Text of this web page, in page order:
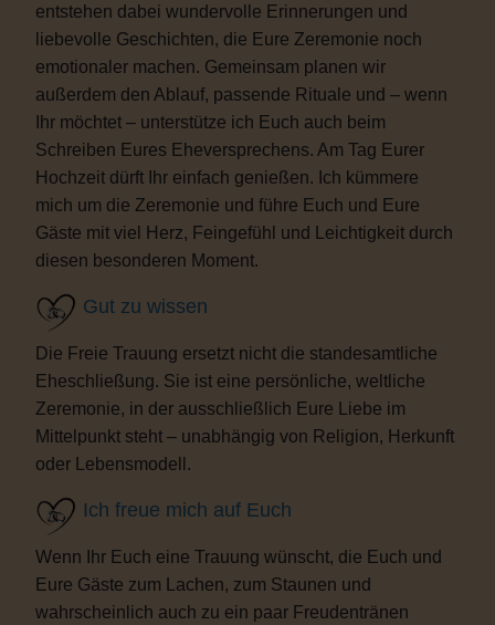
entstehen dabei wundervolle Erinnerungen und
liebevolle Geschichten, die Eure Zeremonie noch
emotionaler machen. Gemeinsam planen wir
außerdem den Ablauf, passende Rituale und – wenn
Ihr möchtet – unterstütze ich Euch auch beim
Schreiben Eures Eheversprechens. Am Tag Eurer
Hochzeit dürft Ihr einfach genießen. Ich kümmere
mich um die Zeremonie und führe Euch und Eure
Gäste mit viel Herz, Feingefühl und Leichtigkeit durch
diesen besonderen Moment.
Gut zu wissen
Die Freie Trauung ersetzt nicht die standesamtliche
Eheschließung. Sie ist eine persönliche, weltliche
Zeremonie, in der ausschließlich Eure Liebe im
Mittelpunkt steht – unabhängig von Religion, Herkunft
oder Lebensmodell.
Ich freue mich auf Euch
Wenn Ihr Euch eine Trauung wünscht, die Euch und
Eure Gäste zum Lachen, zum Staunen und
wahrscheinlich auch zu ein paar Freudentränen